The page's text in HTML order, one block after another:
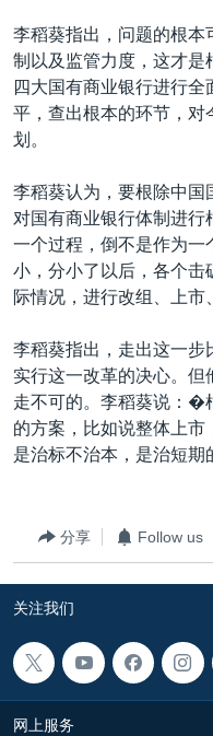
李稻葵指出，问题的根本
制以及监管力度，这才是
四大国有商业银行进行
平，查出根本的环节，对
划。
李稻葵认为，要根除中国
对国有商业银行体制进
一个过程，倒不是作为一
小，分小了以后，各个击
际情况，进行改组、上
李稻葵指出，走出这一步
实行这一改革的决心。
走不可的。李稻葵说：�
的方案，比如说整体上市
是治标不治本，是治短
分享 Follow us
关注我们
网上服务